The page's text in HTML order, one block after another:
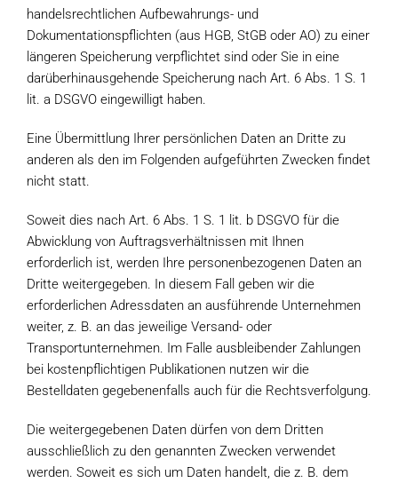
handelsrechtlichen Aufbewahrungs- und
Dokumentationspflichten (aus HGB, StGB oder AO) zu einer
längeren Speicherung verpflichtet sind oder Sie in eine
darüberhinausgehende Speicherung nach Art. 6 Abs. 1 S. 1
lit. a DSGVO eingewilligt haben.
Eine Übermittlung Ihrer persönlichen Daten an Dritte zu
anderen als den im Folgenden aufgeführten Zwecken findet
nicht statt.
Soweit dies nach Art. 6 Abs. 1 S. 1 lit. b DSGVO für die
Abwicklung von Auftragsverhältnissen mit Ihnen
erforderlich ist, werden Ihre personenbezogenen Daten an
Dritte weitergegeben. In diesem Fall geben wir die
erforderlichen Adressdaten an ausführende Unternehmen
weiter, z. B. an das jeweilige Versand- oder
Transportunternehmen. Im Falle ausbleibender Zahlungen
bei kostenpflichtigen Publikationen nutzen wir die
Bestelldaten gegebenenfalls auch für die Rechtsverfolgung.
Die weitergegebenen Daten dürfen von dem Dritten
ausschließlich zu den genannten Zwecken verwendet
werden. Soweit es sich um Daten handelt, die z. B. dem